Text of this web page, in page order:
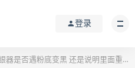
登录
器是否遇粉底变黑 还是说明里面重金属超标